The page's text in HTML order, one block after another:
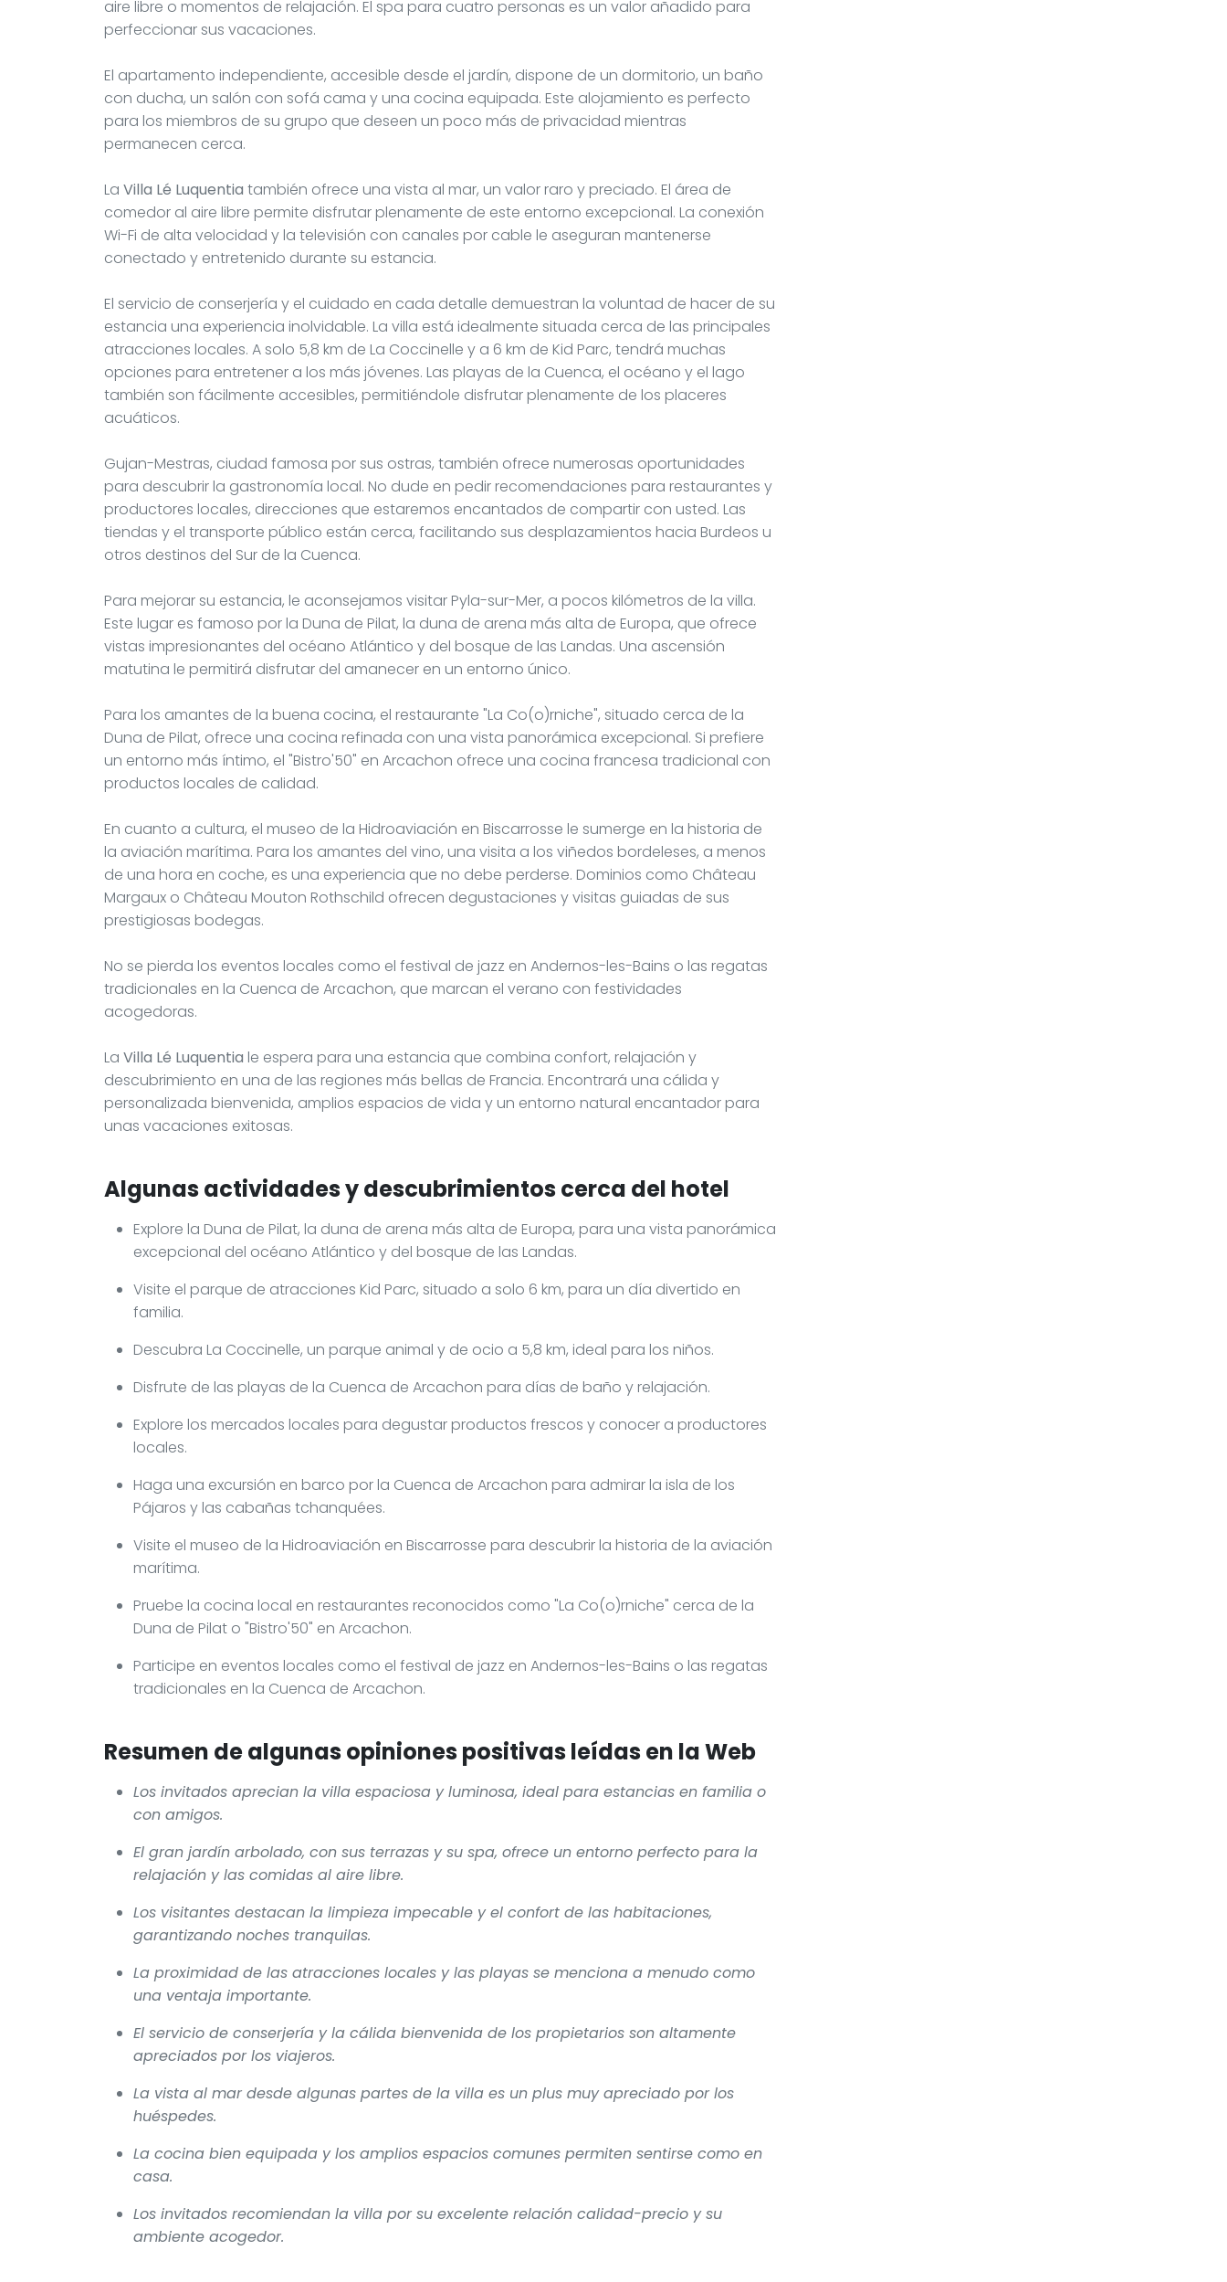
aire libre o momentos de relajación. El spa para cuatro personas es un valor añadido para
perfeccionar sus vacaciones.
El apartamento independiente, accesible desde el jardín, dispone de un dormitorio, un baño
con ducha, un salón con sofá cama y una cocina equipada. Este alojamiento es perfecto
para los miembros de su grupo que deseen un poco más de privacidad mientras
permanecen cerca.
La Villa Lé Luquentia también ofrece una vista al mar, un valor raro y preciado. El área de
comedor al aire libre permite disfrutar plenamente de este entorno excepcional. La conexión
Wi-Fi de alta velocidad y la televisión con canales por cable le aseguran mantenerse
conectado y entretenido durante su estancia.
El servicio de conserjería y el cuidado en cada detalle demuestran la voluntad de hacer de su
estancia una experiencia inolvidable. La villa está idealmente situada cerca de las principales
atracciones locales. A solo 5,8 km de La Coccinelle y a 6 km de Kid Parc, tendrá muchas
opciones para entretener a los más jóvenes. Las playas de la Cuenca, el océano y el lago
también son fácilmente accesibles, permitiéndole disfrutar plenamente de los placeres
acuáticos.
Gujan-Mestras, ciudad famosa por sus ostras, también ofrece numerosas oportunidades
para descubrir la gastronomía local. No dude en pedir recomendaciones para restaurantes y
productores locales, direcciones que estaremos encantados de compartir con usted. Las
tiendas y el transporte público están cerca, facilitando sus desplazamientos hacia Burdeos u
otros destinos del Sur de la Cuenca.
Para mejorar su estancia, le aconsejamos visitar Pyla-sur-Mer, a pocos kilómetros de la villa.
Este lugar es famoso por la Duna de Pilat, la duna de arena más alta de Europa, que ofrece
vistas impresionantes del océano Atlántico y del bosque de las Landas. Una ascensión
matutina le permitirá disfrutar del amanecer en un entorno único.
Para los amantes de la buena cocina, el restaurante "La Co(o)rniche", situado cerca de la
Duna de Pilat, ofrece una cocina refinada con una vista panorámica excepcional. Si prefiere
un entorno más íntimo, el "Bistro'50" en Arcachon ofrece una cocina francesa tradicional con
productos locales de calidad.
En cuanto a cultura, el museo de la Hidroaviación en Biscarrosse le sumerge en la historia de
la aviación marítima. Para los amantes del vino, una visita a los viñedos bordeleses, a menos
de una hora en coche, es una experiencia que no debe perderse. Dominios como Château
Margaux o Château Mouton Rothschild ofrecen degustaciones y visitas guiadas de sus
prestigiosas bodegas.
No se pierda los eventos locales como el festival de jazz en Andernos-les-Bains o las regatas
tradicionales en la Cuenca de Arcachon, que marcan el verano con festividades
acogedoras.
La Villa Lé Luquentia le espera para una estancia que combina confort, relajación y
descubrimiento en una de las regiones más bellas de Francia. Encontrará una cálida y
personalizada bienvenida, amplios espacios de vida y un entorno natural encantador para
unas vacaciones exitosas.
Algunas actividades y descubrimientos cerca del hotel
Explore la Duna de Pilat, la duna de arena más alta de Europa, para una vista panorámica
excepcional del océano Atlántico y del bosque de las Landas.
Visite el parque de atracciones Kid Parc, situado a solo 6 km, para un día divertido en
familia.
Descubra La Coccinelle, un parque animal y de ocio a 5,8 km, ideal para los niños.
Disfrute de las playas de la Cuenca de Arcachon para días de baño y relajación.
Explore los mercados locales para degustar productos frescos y conocer a productores
locales.
Haga una excursión en barco por la Cuenca de Arcachon para admirar la isla de los
Pájaros y las cabañas tchanquées.
Visite el museo de la Hidroaviación en Biscarrosse para descubrir la historia de la aviación
marítima.
Pruebe la cocina local en restaurantes reconocidos como "La Co(o)rniche" cerca de la
Duna de Pilat o "Bistro'50" en Arcachon.
Participe en eventos locales como el festival de jazz en Andernos-les-Bains o las regatas
tradicionales en la Cuenca de Arcachon.
Resumen de algunas opiniones positivas leídas en la Web
Los invitados aprecian la villa espaciosa y luminosa, ideal para estancias en familia o
con amigos.
El gran jardín arbolado, con sus terrazas y su spa, ofrece un entorno perfecto para la
relajación y las comidas al aire libre.
Los visitantes destacan la limpieza impecable y el confort de las habitaciones,
garantizando noches tranquilas.
La proximidad de las atracciones locales y las playas se menciona a menudo como
una ventaja importante.
El servicio de conserjería y la cálida bienvenida de los propietarios son altamente
apreciados por los viajeros.
La vista al mar desde algunas partes de la villa es un plus muy apreciado por los
huéspedes.
La cocina bien equipada y los amplios espacios comunes permiten sentirse como en
casa.
Los invitados recomiendan la villa por su excelente relación calidad-precio y su
ambiente acogedor.